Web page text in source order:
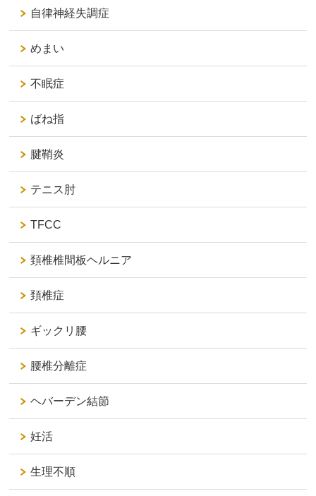
自律神経失調症
めまい
不眠症
ばね指
腱鞘炎
テニス肘
TFCC
頚椎椎間板ヘルニア
頚椎症
ギックリ腰
腰椎分離症
ヘバーデン結節
妊活
生理不順